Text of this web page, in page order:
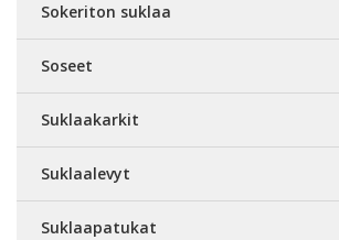
Sokeriton suklaa
Soseet
Suklaakarkit
Suklaalevyt
Suklaapatukat